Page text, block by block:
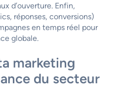
d’ouverture. Enfin,
réponses, conversions)
en temps réel pour
globale.
marketing
du secteur